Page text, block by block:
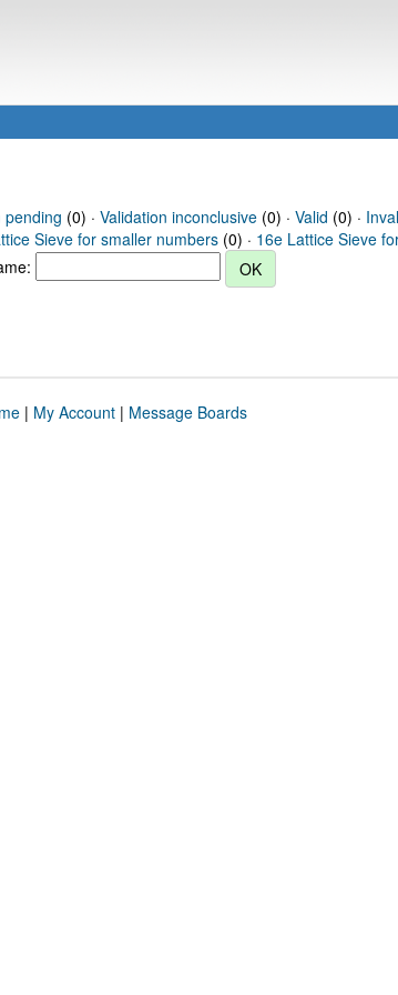
pending (0) · Validation inconclusive(0) · Valid (0) ·
Sieve for smaller numbers (0) · 16e Lattice Sieve
| My Account| Message Boards